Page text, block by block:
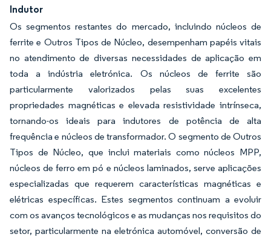
Indutor
Os segmentos restantes do mercado, incluindo núcleos de
ferrite e Outros Tipos de Núcleo, desempenham papéis vitais
no atendimento de diversas necessidades de aplicação em
toda a indústria eletrónica. Os núcleos de ferrite são
particularmente valorizados pelas suas excelentes
propriedades magnéticas e elevada resistividade intrínseca,
tornando-os ideais para indutores de potência de alta
frequência e núcleos de transformador. O segmento de Outros
Tipos de Núcleo, que inclui materiais como núcleos MPP,
núcleos de ferro em pó e núcleos laminados, serve aplicações
especializadas que requerem características magnéticas e
elétricas específicas. Estes segmentos continuam a evoluir
com os avanços tecnológicos e as mudanças nos requisitos do
setor, particularmente na eletrónica automóvel, conversão de